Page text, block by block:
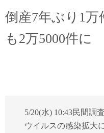
倒産7年ぶり1
も2万5000件に
5/20(水) 10:43民間調
ウイルスの感染拡大